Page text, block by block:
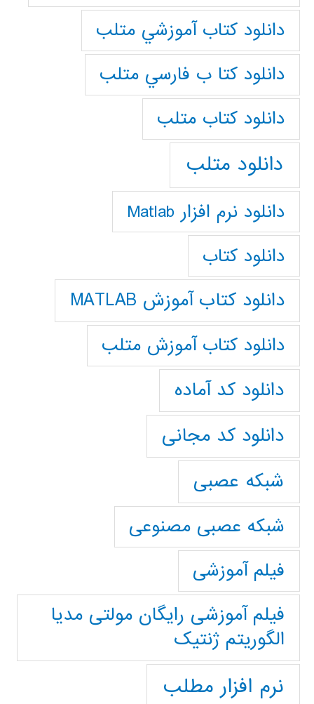
دانلود كتاب آموزشي متلب
دانلود كتا ب فارسي متلب
دانلود كتاب متلب
دانلود متلب
دانلود نرم افزار Matlab
دانلود کتاب
دانلود کتاب آموزش MATLAB
دانلود کتاب آموزش متلب
دانلود کد آماده
دانلود کد مجانی
شبکه عصبی
شبکه عصبی مصنوعی
فیلم آموزشی
فیلم آموزشی رایگان مولتی مدیا
الگوریتم ژنتیک
نرم افزار مطلب